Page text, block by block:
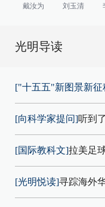
戴汝为
刘玉清
光明导读
["十五五"新图景新征
[向科学家提问]听到
[国际教科文]拉美足
[光明悦读]寻踪海外